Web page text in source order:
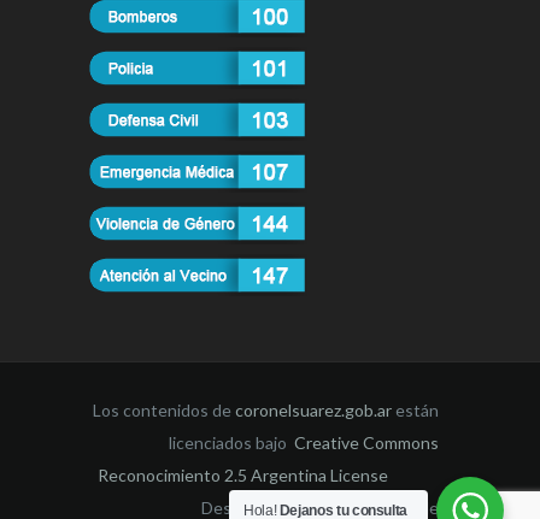
Los contenidos decoronelsuarez.gob.ar están
licenciados bajo Creative Commons
Reconocimiento 2.5 Argentina License
Desarrollado por la Dirección de
Hola! Dejanos tu consulta